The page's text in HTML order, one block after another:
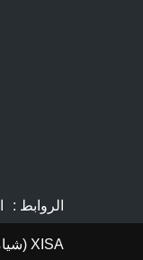
الروابط :
XISA (شيامن) الصناعة والتجارة المحدودة